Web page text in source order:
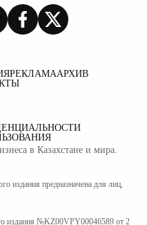
РЕКЛАМААРХИВ
в Казахстане и мира.
издания предназначена для лиц,
издания №KZ00VPY00046589 от 2